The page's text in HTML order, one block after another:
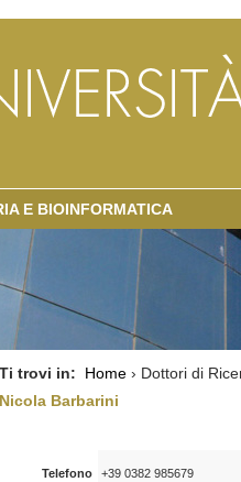
E BIOINFORMATICA
Ti trovi in: Home › Dottori di
Nicola Barbarini
Telefono +39 0382 985679